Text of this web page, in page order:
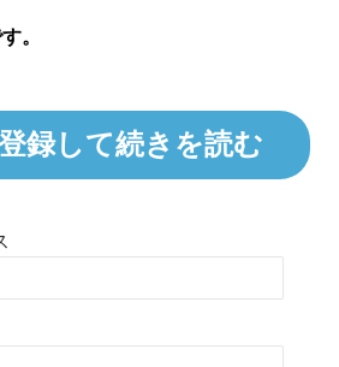
。
録して続きを読む